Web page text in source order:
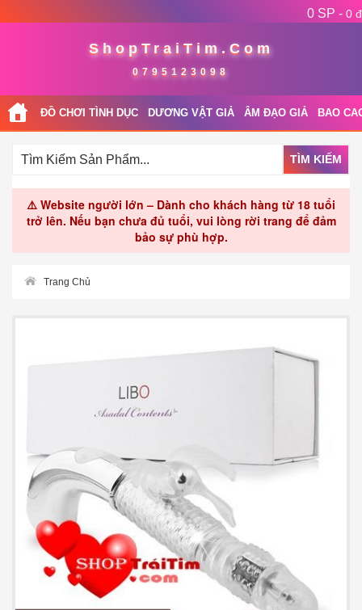
0 SP - 0 đ
ShopTraiTim.Com
0795123098
ĐỒ CHƠI TÌNH DỤC DƯƠNG VẬT GIẢ ÂM ĐẠO GIẢ BAO
TÌM KIẾM
⚠️ Website người lớn – Dành cho khách hàng từ 18 tuổi
trở lên. Nếu bạn chưa đủ tuổi, vui lòng rời trang để đảm
bảo sự phù hợp.
Trang Chủ